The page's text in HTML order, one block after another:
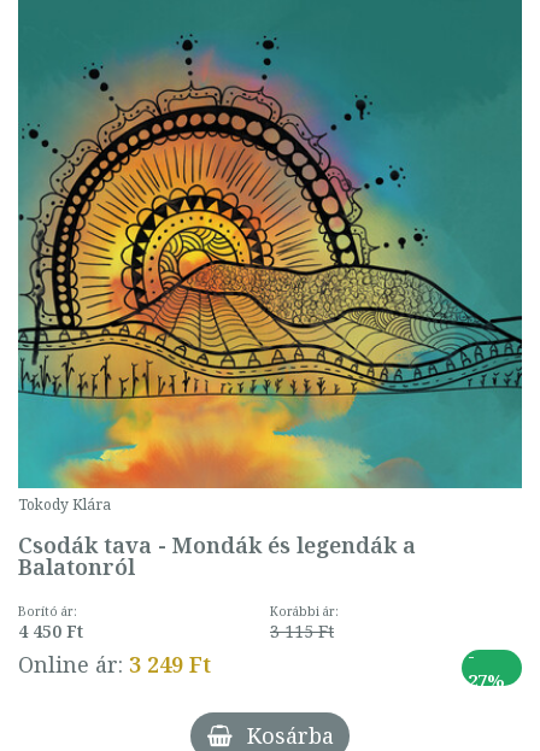
Tokody Klára
Csodák tava - Mondák és legendák a
Balatonról
Borító ár:
4 450 Ft
Korábbi ár:
3 115 Ft
Online ár: 3 249 Ft
-
27%
Kosárba